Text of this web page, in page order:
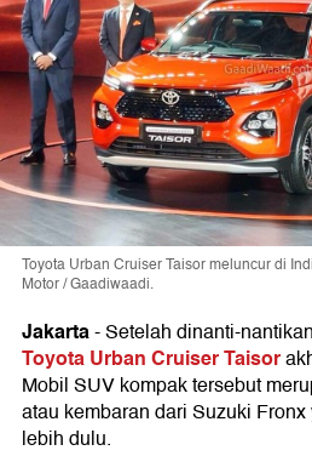
Toyota Urban Cruiser Taisor meluncur di
Motor / Gaadiwaadi.
Jakarta-Setelah dinanti-
Toyota Urban Cruiser Taisor
Mobil SUV kompak tersebut
atau kembaran dari Suzuki
lebih dulu.